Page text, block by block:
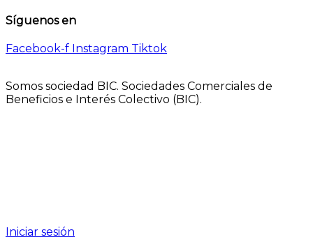
Síguenos en
Facebook-f Instagram Tiktok
Somos sociedad BIC. Sociedades Comerciales de
Beneficios e Interés Colectivo (BIC).
Iniciar sesión